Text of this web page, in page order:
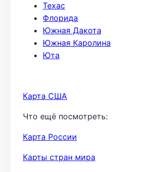
Техас
Флорида
Южная Дакота
Южная Каролина
Юта
Карта США
Что ещё посмотреть:
Карта России
Карты стран мира